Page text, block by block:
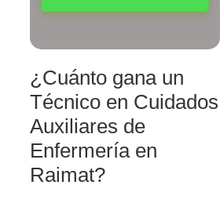
¿Cuánto gana un
Técnico en Cuidados
Auxiliares de
Enfermería en
Raimat?